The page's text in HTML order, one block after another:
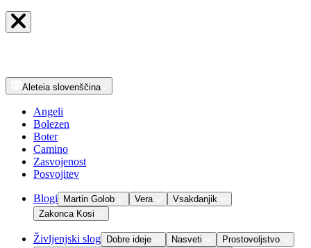
Aleteia slovenščina
Angeli
Bolezen
Boter
Camino
Zasvojenost
Posvojitev
Blogi Martin Golob Vera
Vsakdanjik
Zakonca Kosi
Življenjski slog Dobre ideje Nasveti
Prostovoljstvo